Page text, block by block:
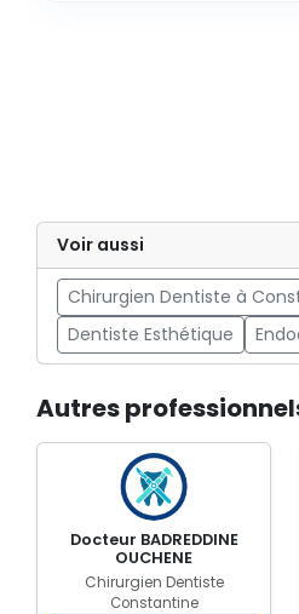
Voir aussi
Chirurgien Dentiste à
Dentiste Esthétique
Autres
Docteur BADREDDINE
OUCHENE
Chirurgien Dentiste
Constantine